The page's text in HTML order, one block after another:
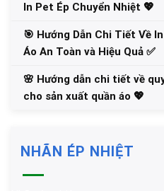
In Pet Ép Chuyển Nhiệt 💖
🎯 Hướng Dẫn Chi Tiết Về
Áo An Toàn và Hiệu Quả ✅
🌸 Hướng dẫn chi tiết về
cho sản xuất quần áo 💖
NHÃN ÉP NHIỆT